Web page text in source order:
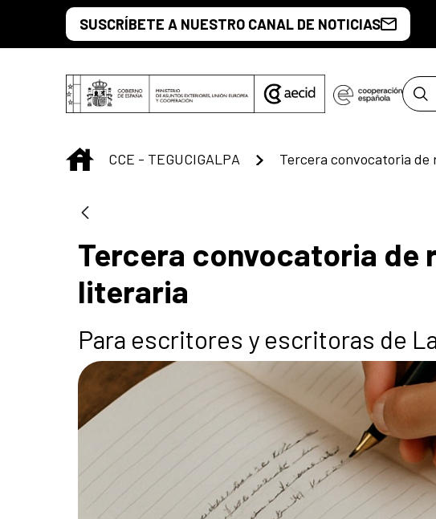
Saltar al contenido principal
SUSCRÍBETE A NUESTRO CANAL DE NOTICIAS
INICIO
CCE - TEGUCIGALPA
Tercera convocatoria de
literaria
Para escritores y escritoras de